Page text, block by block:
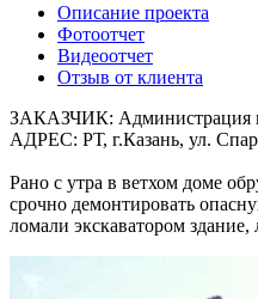
Описание проекта
Фотоотчет
Видеоотчет
Отзыв от клиента
ЗАКАЗЧИК: Администрация
АДРЕС: РТ, г.Казань, ул.
Рано с утра в ветхом доме
срочно демонтировать
ломали экскаватором здание,